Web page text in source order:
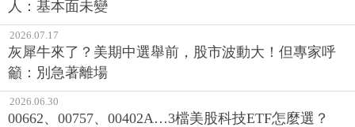
人：基本面未變
2026.07.17
灰犀牛來了？美期中選舉前，股市波動大！但專家呼
籲：別急著離場
2026.06.30
00662、00757、00402A…3檔美股科技ETF怎麼選？